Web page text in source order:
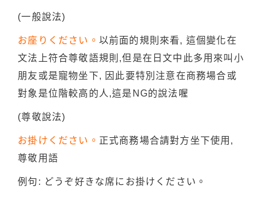
(一般說法)
お座りください。 以前面的規則來看, 這個變化在
文法上符合尊敬語規則,但是在日文中此多用來叫小
朋友或是寵物坐下, 因此要特別注意在商務場合或
對象是位階較高的人,這是NG的說法喔
(尊敬說法)
お掛けください。 正式商務場合請對方坐下使用,
尊敬用語
例句: どうぞ好きな席にお掛けください。